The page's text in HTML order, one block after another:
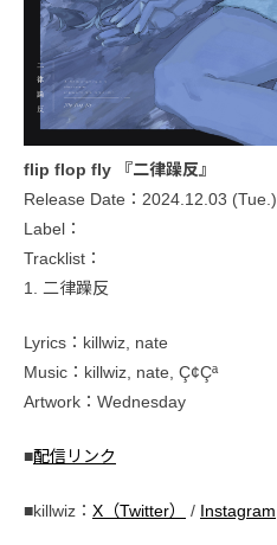
flip flop fly 『二律躁反』
Release Date：2024.12.03 (Tue.)
Label：
Tracklist：
1. 二律躁反
Lyrics：killwiz, nate
Music：killwiz, nate, Ç¢Çª
Artwork：Wednesday
■配信リンク
■killwiz： X（Twitter） / Instagram